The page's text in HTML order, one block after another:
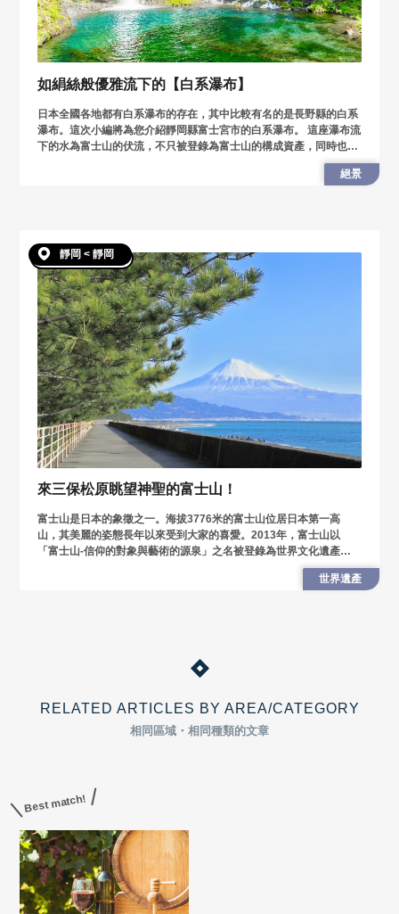
如絹絲般優雅流下的【白系瀑布】
日本全國各地都有白系瀑布的存在，其中比較有名的是長野縣的白系
瀑布。這次小編將為您介紹靜岡縣富士宮市的白系瀑布。 這座瀑布流
下的水為富士山的伏流，不只被登錄為富士山的構成資產，同時也被
絕景
靜岡 < 靜岡
來三保松原眺望神聖的富士山！
富士山是日本的象徵之一。海拔3776米的富士山位居日本第一高
山，其美麗的姿態長年以來受到大家的喜愛。2013年，富士山以
「富士山-信仰的對象與藝術的源泉」之名被登錄為世界文化遺產，
而構成世界遺產之一的便是三保之松原。作為日本三大松原中首屈一
世界遺產
RELATED ARTICLES BY AREA/CATEGORY
相同區域・相同種類的文章
Best match!